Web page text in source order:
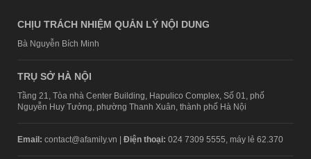
CHỊU TRÁCH NHIỆM QUẢN LÝ NỘI DUNG
Bà Nguyễn Bích Minh
TRỤ SỞ HÀ NỘI
Tầng 21, Tòa nhà Center Building, Hapulico Complex, Số 01, phố
Nguyễn Huy Tưởng, phường Thanh Xuân, thành phố Hà Nội
Email: contact@afamily.vn | Điện thoại: 024 7309 5555, máy lẻ 62.370